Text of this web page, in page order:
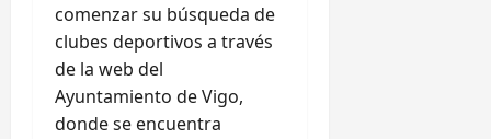
comenzar su búsqueda de
clubes deportivos a través
de la web del
Ayuntamiento de Vigo,
donde se encuentra